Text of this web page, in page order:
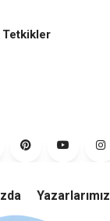
Tetkikler
Yazarlarımız